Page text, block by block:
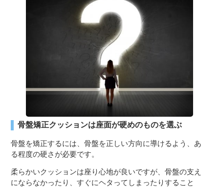
骨盤矯正クッションは座面が硬めのものを選ぶ
骨盤を矯正するには、骨盤を正しい方向に導けるよう、あ
る程度の硬さが必要です。
柔らかいクッションは座り心地が良いですが、骨盤の支え
にならなかったり、すぐにヘタってしまったりすること